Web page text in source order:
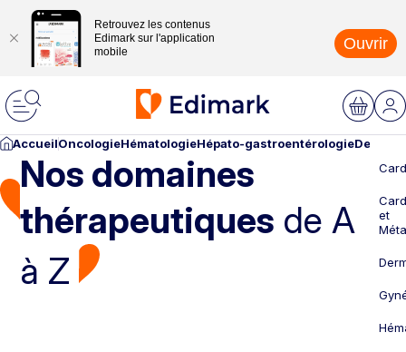
Retrouvez les contenus
Edimark sur l'application
mobile
Ouvrir
AccueilOncologieHématologieHépato-gastroentérologie
Nos domaines
thérapeutiques de A
à Z
et